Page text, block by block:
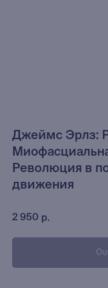
Джеймс Эрлз:
Революция в
движения
2 950 р.